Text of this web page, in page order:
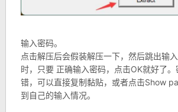
输入密码。
点击解压后会假装解压一下，然后跳出输
时，只要 正确输入密码，点击OK就好了
错，可以直接复制黏贴，或者点击Show
到自己的输入情况。